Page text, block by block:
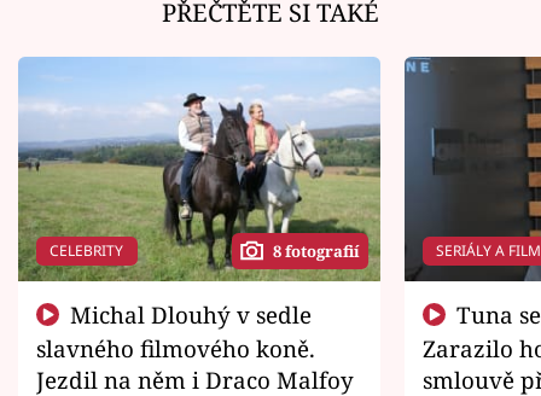
PŘEČTĚTE SI TAKÉ
CELEBRITY 8 fotografií
slavného filmového koně.
Jezdil na něm i Draco Malfoy
SERIÁLY A
Zarazilo
smlouvě